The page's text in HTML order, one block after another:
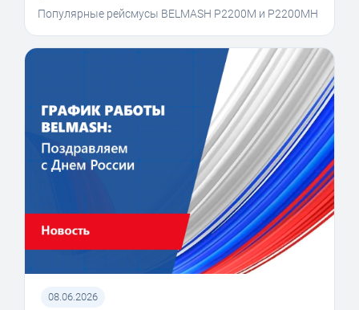
Популярные рейсмусы BELMASH P2200M и P2200MH
08.06.2026